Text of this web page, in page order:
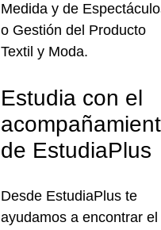
Medida y de
o Gestión del Producto
Textil y Moda.
Estudia con el
de EstudiaPlus
Desde EstudiaPlus te
ayudamos a encontrar el